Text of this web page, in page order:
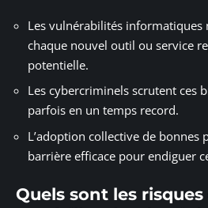
Les vulnérabilités informatiques
chaque nouvel outil ou service
potentielle.
Les cybercriminels scrutent ces
parfois en un temps record.
L’adoption collective de bonnes
barrière efficace pour endiguer
Quels sont les